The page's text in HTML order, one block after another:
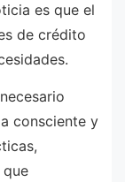
es que el
de crédito
consciente y